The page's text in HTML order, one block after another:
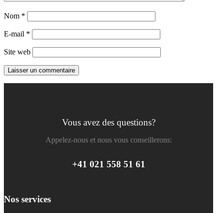
Nom *
E-mail *
Site web
Vous avez des questions?
Appelez-nous et nous vous conseillerons:
+41 021 558 51 61
Nos services